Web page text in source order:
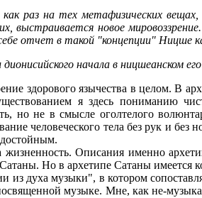
раз на тех метафизических
выстраивается новое
отчет в такой "концепции" Ницше
начала в ницшеанском
здорового язычества в целом. В
я здесь пониманию
но не в смысле оголтелого
человеческого тела без рук и
Описания именно
Но в архетипе Сатаны имеется
духа музыки", в котором
музыке. Мне, как не-